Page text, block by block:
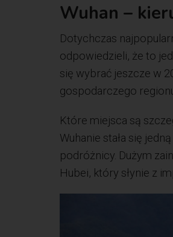
Wuhan –
Dotychczas
odpowiedzieli, że to
się wybrać jeszcze w
gospodarczego
Które miejsca są
Wuhanie stała się
podróżnicy. Dużym
Hubei, który słynie z